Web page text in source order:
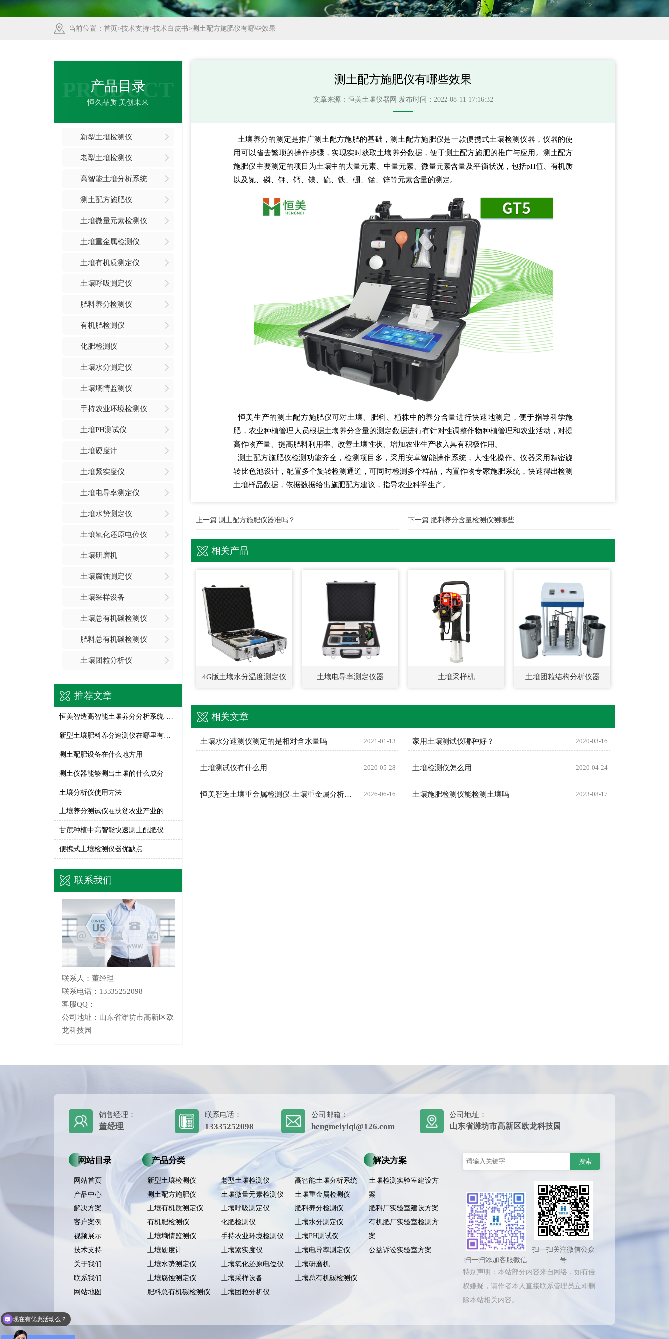
当前位置： 首页 >技术支持>技术白皮书>测土配方施肥仪有哪些效果
产品目录
PRODUCT
—— 恒久品质 美创未来 ——
新型土壤检测仪
老型土壤检测仪
高智能土壤分析系统
测土配方施肥仪
土壤微量元素检测仪
土壤重金属检测仪
土壤有机质测定仪
土壤呼吸测定仪
肥料养分检测仪
有机肥检测仪
化肥检测仪
土壤水分测定仪
土壤墒情监测仪
手持农业环境检测仪
土壤PH测试仪
土壤硬度计
土壤紧实度仪
土壤电导率测定仪
土壤水势测定仪
土壤氧化还原电位仪
土壤研磨机
土壤腐蚀测定仪
土壤采样设备
土壤总有机碳检测仪
肥料总有机碳检测仪
土壤团粒分析仪
推荐文章
恒美智造高智能土壤养分分析系统-土壤氮磷钾检测仪售后服务对比
新型土壤肥料养分速测仪在哪里有卖的
测土配肥设备在什么地方用
测土仪器能够测出土壤的什么成分
土壤分析仪使用方法
便携式土壤检测仪器优缺点
联系我们
联系人：董经理
联系电话：13335252098
客服QQ：
公司地址：山东省潍坊市高新区欧
龙科技园
测土配方施肥仪有哪些效果
文章来源：恒美土壤仪器网 发布时间：2022-08-11 17:16:32
土壤养分的测定是推广测土配方施肥的基础，测土配方施肥仪是一款便携式土壤检测仪器，仪器的使
用可以省去繁琐的操作步骤，实现实时获取土壤养分数据，便于测土配方施肥的推广与应用。测土配方
施肥仪主要测定的项目为土壤中的大量元素、中量元素、微量元素含量及平衡状况，包括pH值、有机质
以及氮、磷、钾、钙、镁、硫、铁、硼、锰、锌等元素含量的测定。
恒美生产的测土配方施肥仪可对土壤、肥料、植株中的养分含量进行快速地测定，便于指导科学施
肥，农业种植管理人员根据土壤养分含量的测定数据进行有针对性调整作物种植管理和农业活动，对提
高作物产量、提高肥料利用率、改善土壤性状、增加农业生产收入具有积极作用。
测土配方施肥仪检测功能齐全，检测项目多，采用安卓智能操作系统，人性化操作。仪器采用精密旋
转比色池设计，配置多个旋转检测通道，可同时检测多个样品，内置作物专家施肥系统，快速得出检测
土壤样品数据，依据数据给出施肥配方建议，指导农业科学生产。
上一篇:测土配方施肥仪器准吗？ 下一篇: 肥料养分含量检测仪测哪些
相关产品
4G版土壤水分温度测定仪 土壤电导率测定仪器 土壤采样机 土壤团粒结构分析仪器
相关文章
土壤水分速测仪测定的是相对含水量吗 2021-01-13 家用土壤测试仪哪种好？ 2020-03-16
土壤测试仪有什么用 2020-05-28 土壤检测仪怎么用 2020-04-24
恒美智造土壤重金属检测仪-土壤重金属分析仪器FAQ技术问题解答 2026-06-16 土壤施肥检测仪能检测土壤吗 2023-08-17
销售经理：
董经理
联系电话：
13335252098
公司邮箱：
hengmeiyiqi@126.com
公司地址：
山东省潍坊市高新区欧龙科技园
网站目录
网站首页
产品中心
解决方案
客户案例
视频展示
技术支持
关于我们
联系我们
网站地图
产品分类
新型土壤检测仪 老型土壤检测仪
高智能土壤分析系统
测土配方施肥仪
土壤微量元素检测仪
土壤重金属检测仪
土壤有机质测定仪
土壤呼吸测定仪
肥料养分检测仪
有机肥检测仪
化肥检测仪
土壤水分测定仪
土壤墒情监测仪
手持农业环境检测仪
土壤PH测试仪
土壤硬度计
土壤紧实度仪
土壤电导率测定仪
土壤水势测定仪
土壤氧化还原电位仪
土壤研磨机
土壤腐蚀测定仪
土壤采样设备
土壤总有机碳检测仪
肥料总有机碳检测仪
土壤团粒分析仪
解决方案
土壤检测实验室建设方
案
肥料厂实验室建设方案
有机肥厂实验室检测方
案
公益诉讼实验室方案
扫一扫添加客服微信
扫一扫关注微信公众
号
特别声明：本站部分内容来自网络，如有侵
权嫌疑，请作者本人直接联系管理员立即删
除本站相关内容。
可以介绍下你们的产品么？